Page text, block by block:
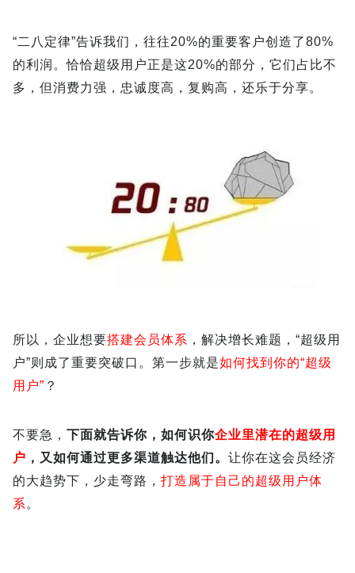
“二八定律”告诉我们，往往20%的重要客户创造了80%
的利润。恰恰超级用户正是这20%的部分，它们占比不
多，但消费力强，忠诚度高，复购高，还乐于分享。
所以，企业想要搭建会员体系 ，解决增长难题，“超级用
户”则成了重要突破口。第一步就是如何找到你的“超级
用户” ？
不要急， 下面就告诉你，如何识你企业里潜在的超级用
户 ，又如何通过更多渠道触达他们。 让你在这会员经济
的大趋势下，少走弯路， 打造属于自己的超级用户体
系 。